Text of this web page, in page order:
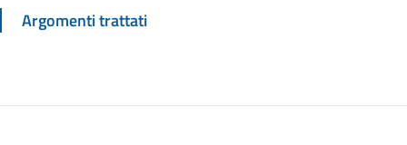
Argomenti trattati